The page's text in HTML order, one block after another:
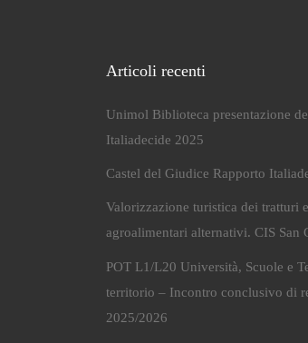
Articoli recenti
Unimol Biblioteca presentazione
Italiadecide 2025
Castel del Giudice Rapporto
Valorizzazione turistica dei tratturi
agroalimentari alternativi. CIS San
POT L1/L20 Università, Scuole e
territorio – Incontro conclusivo di
2025/2026